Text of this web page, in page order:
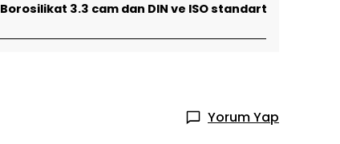
Borosilikat 3.3 cam dan DIN ve ISO standartlarına
Yorum Yap